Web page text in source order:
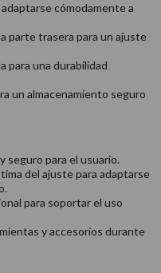
cómodamente a
parte trasera para un ajuste
para una durabilidad
un almacenamiento seguro
seguro para el usuario.
del ajuste para adaptarse
para soportar el uso
y accesorios durante